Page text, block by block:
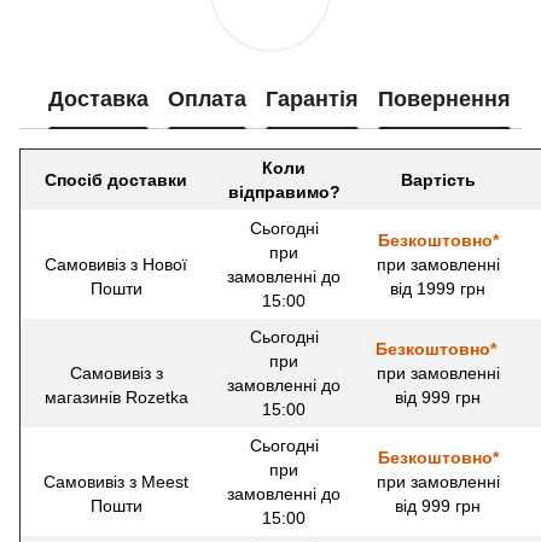
Доставка Оплата Гарантія Повернення
Спосіб доставки
Коли
відправимо?
Вартість
Самовивіз з Нової
Пошти
Сьогодні
при
замовленні до
15:00
Безкоштовно*
при замовленні
від 1999 грн
Самовивіз з
магазинів Rozetka
Сьогодні
при
замовленні до
15:00
Безкоштовно*
при замовленні
від 999 грн
Самовивіз з Meest
Пошти
Сьогодні
при
замовленні до
15:00
Безкоштовно*
при замовленні
від 999 грн